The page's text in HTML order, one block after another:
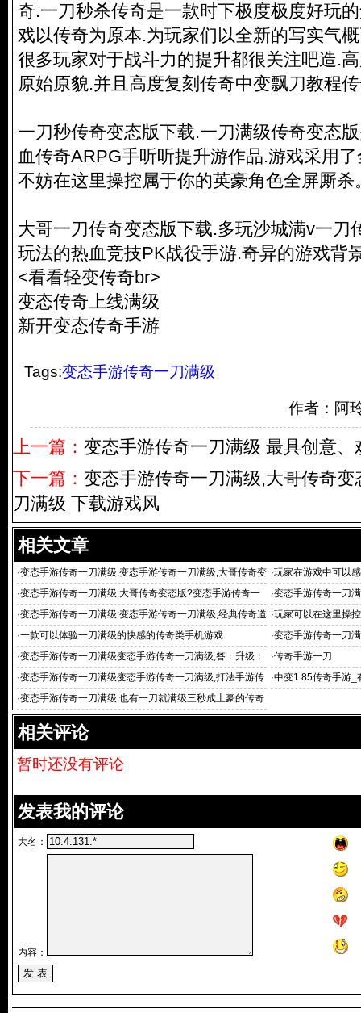
奇.一刀秒杀传奇是一款时下极度极度好玩
戏以传奇为原本.为玩家们以全新的写实气
很多玩家对于战斗力的提升都很关注吧造.
原始原貌.并且高度复刻传奇中变飘刀教程
一刀秒传奇变态版下载.一刀满级传奇变态
血传奇ARPG手听听提升游作品.游戏采用
不妨在这里操控属于你的英豪角色全屏厮杀
大哥一刀传奇变态版下载.多玩沙城满v一刀
玩法的热血竞技PK战役手游.奇异的游戏背
<看看轻变传奇br>
变态传奇上线满级
新开变态传奇手游
Tags:变态手游传奇一刀满级
作者：阿
上一篇： 变态手游传奇一刀满级 最具创意
下一篇： 变态手游传奇一刀满级,大哥传奇
刀满级 下载游戏风
相关文章
·变态手游传奇一刀满级,变态手游传奇一刀满级,大哥传奇变
态
·玩家在游戏中可以
·变态手游传奇一刀满级,大哥传奇变态版?变态手游传奇一
刀满级 下载游戏风
·变态手游传奇一刀
·变态手游传奇一刀满级:变态手游传奇一刀满级,经典传奇道
法战三
·玩家可以在这里操
·一款可以体验一刀满级的快感的传奇类手机游戏 ·变态手游传奇一刀
变态手游传
·变态手游传奇一刀满级变态手游传奇一刀满级,答：升级：
组队和单人刷野怪
·传奇手游一刀
·变态手游传奇一刀满级变态手游传奇一刀满级,打法手游传
奇
·中变1.85传奇手游_
·变态手游传奇一刀满级.也有一刀就满级三秒成土豪的传奇
类手游
相关评论
暂时还没有评论
发表我的评论
大名：
内容：